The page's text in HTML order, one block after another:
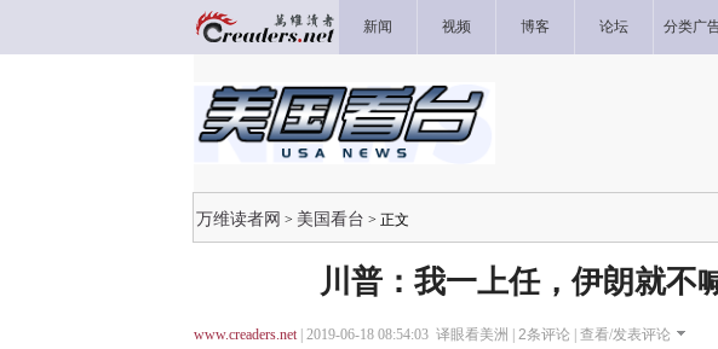
新闻 视频 博客 论坛 分类广
万维读者网 > 美国看台 > 正文
川普：我一上任，伊朗就不
www.creaders.net| 2019-06-18 08:54:03 译眼看美洲 | 2条评论 | 查看/发表评论